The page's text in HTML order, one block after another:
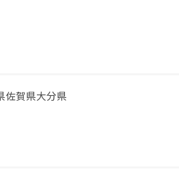
佐賀県大分県